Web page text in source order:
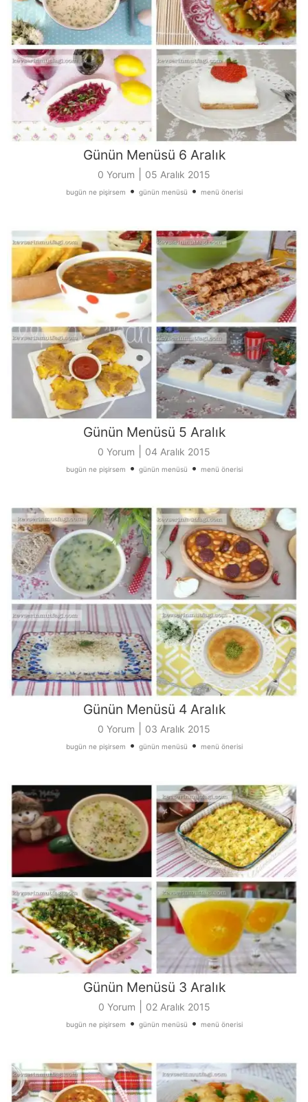
Günün Menüsü 6 Aralık
0 Yorum 05 Aralık 2015
bugün ne pişirsem • günün menüsü • menü önerisi
Günün Menüsü 5 Aralık
0 Yorum 04 Aralık 2015
bugün ne pişirsem • günün menüsü • menü önerisi
Günün Menüsü 4 Aralık
0 Yorum 03 Aralık 2015
bugün ne pişirsem • günün menüsü • menü önerisi
Günün Menüsü 3 Aralık
0 Yorum 02 Aralık 2015
bugün ne pişirsem • günün menüsü • menü önerisi